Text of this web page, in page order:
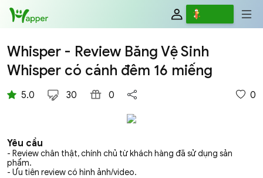
Whisper - Review Băng Vệ Sinh
Whisper có cánh đêm 16 miếng
5.0 30 0 0
Yêu cầu
- Review chân thật, chính chủ từ khách hàng đã sử dụng sản
phẩm.
- Ưu tiên review có hình ảnh/video.